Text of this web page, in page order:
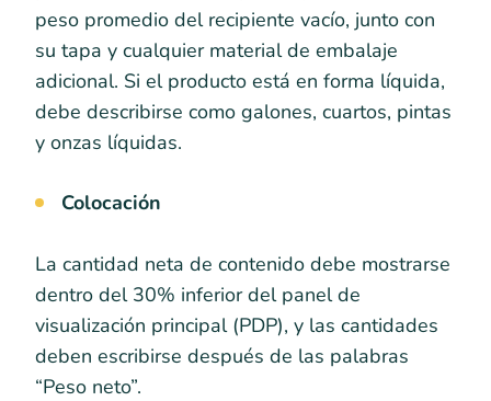
peso promedio del recipiente vacío, junto con
su tapa y cualquier material de embalaje
adicional. Si el producto está en forma líquida,
debe describirse como galones, cuartos, pintas
y onzas líquidas.
Colocación
La cantidad neta de contenido debe mostrarse
dentro del 30% inferior del panel de
visualización principal (PDP), y las cantidades
deben escribirse después de las palabras
“Peso neto”.